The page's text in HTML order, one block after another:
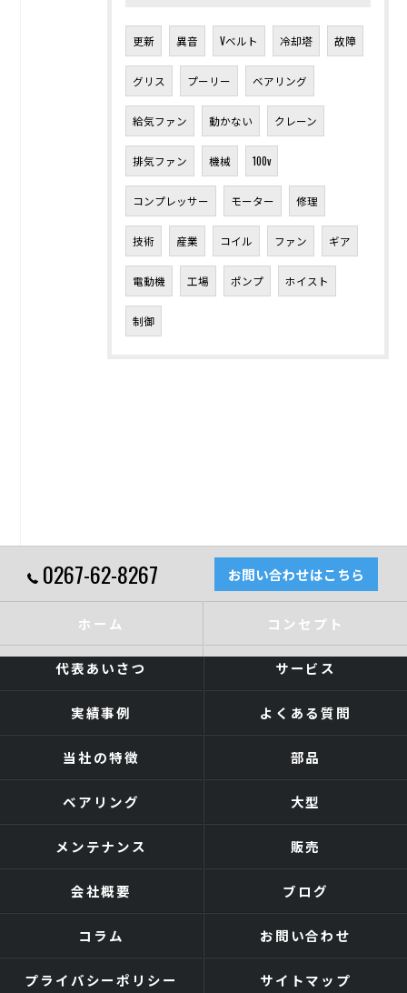
更新 異音 Vベルト 冷却塔 故障
グリス プーリー ベアリング
給気ファン 動かない クレーン
排気ファン 機械 100v
コンプレッサー モーター 修理
技術 産業 コイル ファン ギア
電動機 工場 ポンプ ホイスト
制御
0267-62-8267 お問い合わせはこちら
ホーム コンセプト
代表あいさつ サービス
実績事例 よくある質問
当社の特徴 部品
ベアリング 大型
メンテナンス 販売
会社概要 ブログ
コラム お問い合わせ
プライバシーポリシー サイトマップ